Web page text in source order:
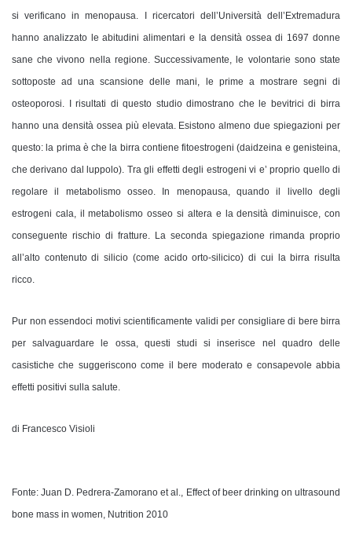
si verificano in menopausa.
I ricercatori dell’Università dell’Extremadura
hanno analizzato le abitudini alimentari e la densità ossea di 1697 donne
sane che vivono nella regione. Successivamente, le volontarie sono state
sottoposte ad una scansione delle mani, le prime a mostrare segni di
osteoporosi. I risultati di questo studio dimostrano che le bevitrici di birra
hanno una densità ossea più elevata. Esistono almeno due spiegazioni per
questo: la prima è che la birra contiene fitoestrogeni (daidzeina e genisteina,
che derivano dal luppolo). Tra gli effetti degli estrogeni vi e’ proprio quello di
regolare il metabolismo osseo. In menopausa, quando il livello degli
estrogeni cala, il metabolismo osseo si altera e la densità diminuisce, con
conseguente rischio di fratture. La seconda spiegazione rimanda proprio
all’alto contenuto di silicio (come acido orto-silicico) di cui la birra risulta
ricco.
Pur non essendoci motivi scientificamente validi per consigliare di bere birra
per salvaguardare le ossa, questi studi si inserisce nel quadro delle
casistiche che suggeriscono come il bere moderato e consapevole abbia
effetti positivi sulla salute.
di Francesco Visioli
Fonte: Juan D. Pedrera-Zamorano et al., Effect of beer drinking on ultrasound
bone mass in women, Nutrition 2010